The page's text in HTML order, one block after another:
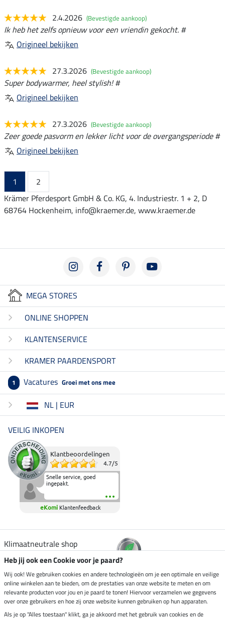
2.4.2026 (Bevestigde aankoop)
Ik heb het zelfs opnieuw voor een vriendin gekocht. #
Origineel bekijken
27.3.2026 (Bevestigde aankoop)
Super bodywarmer, heel stylish! #
Origineel bekijken
27.3.2026 (Bevestigde aankoop)
Zeer goede pasvorm en lekker licht voor de overgangsperiode #
Origineel bekijken
1
2
Krämer Pferdesport GmbH & Co. KG, 4. Industriestr. 1 + 2, D
68764 Hockenheim, info@kraemer.de, www.kraemer.de
MEGA STORES
ONLINE SHOPPEN
KLANTENSERVICE
KRAMER PAARDENSPORT
1 Vacatures Groei met ons mee
NL | EUR
VEILIG INKOPEN
Klantbeoordelingen
4.7/5
Snelle service, goed
ingepakt.
eKomi Klantenfeedback
Klimaatneutrale shop
Verzending per
Veilig betalen met
Heb jij ook een Cookie voor je paard?
Wij ook! We gebruiken cookies en andere technologieën om je een optimale en veilige
online winkelen aan te bieden, om de prestaties van onze website te meten en om
relevante producten voor jou en je paard te tonen! Hiervoor verzamelen we gegevens
over onze gebruikers en hoe zij onze website kunnen gebruiken op hun apparaten.
Als je op "Alles toestaan" klikt, ga je akkoord met het gebruik van cookies en de